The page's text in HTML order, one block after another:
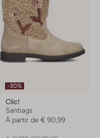
-30%
Clic!
Santiags
À partir de € 90,99